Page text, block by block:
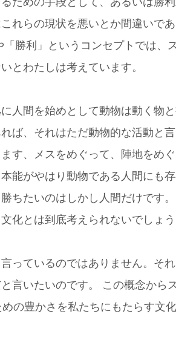
れらの現状を悪いとか間違いで
「勝利」というコンセプトでは、
とわたしは考えています。
人間を始めとして動物は動く物
ば、それはただ動物的な活動と言
す、メスをめぐって、陣地をめ
能がやはり動物である人間にも存
ちたいのはしかし人間だけです
化とは到底考えられないでしょう
っているのではありません。そ
言いたいのです。
この概念から
の豊かさを私たちにもたらす文